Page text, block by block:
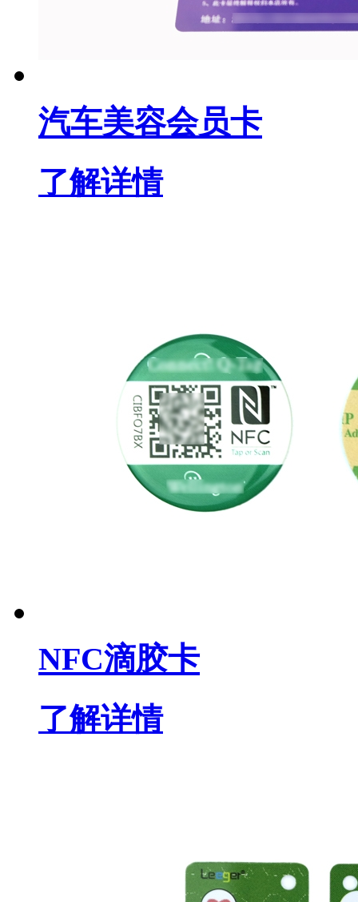
汽车美容会员卡
了解详情
NFC滴胶卡
了解详情